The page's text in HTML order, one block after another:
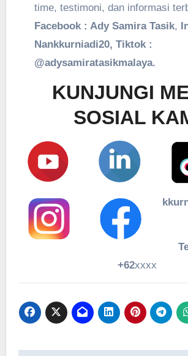
time, testimoni, dan informasi
Facebook : Ady Samira Tasik,
Nankkurniadi20, Tiktok :
@adysamiratasikmalaya.
KUNJUNGI
SOSIAL
+62xxxx